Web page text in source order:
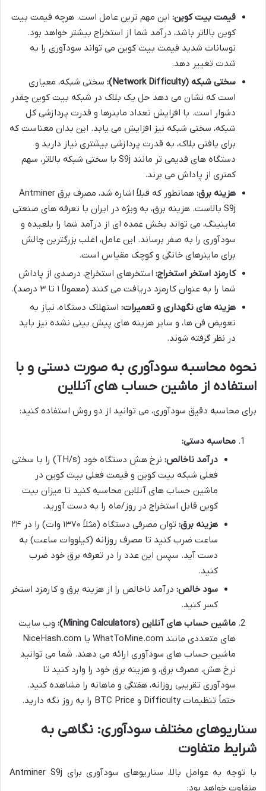
قیمت بیت کوین: این مهم ترین عامل است. هرچه قیمت بیت
کوین بالاتر باشد، درآمد شما از استخراج بیشتر خواهد بود.
نوسانات شدید قیمت بیت کوین می تواند سودآوری را به
شدت تغییر دهد.
سختی شبکه (Network Difficulty):
سختی شبکه، معیاری
است که نشان می دهد حل یک بلاک در شبکه بیت کوین چقدر
دشوار است. با افزایش تعداد ماینرها و قدرت پردازشی کل
شبکه، سختی شبکه نیز افزایش می یابد. این بدان معناست که
برای یافتن بلاک، به قدرت پردازشی بیشتری نیاز دارید و
دستگاه های قدیمی تر مانند S9j با سختی شبکه بالاتر، سهم
کمتری از پاداش می برند.
هزینه برق:
همانطور که قبلاً اشاره شد، مصرف برق Antminer
S9j بالاست. هزینه برق، به ویژه در ایران با تعرفه های صنعتی
ماینینگ، می تواند بخش عمده ای از درآمد شما را بلعیده و
سودآوری را به صفر برساند. این عامل، اغلب بزرگترین چالش
برای ماینرهای خانگی و کوچک مقیاس است.
کارمزد استخر استخراج: استخرهای استخراج، درصدی از پاداش
شما را به عنوان کارمزد دریافت می کنند (معمولاً ۱ تا ۳ درصد).
هزینه های نگهداری و تعمیرات: استهلاک دستگاه، نیاز به
تعویض فن ها، و سایر هزینه های پیش بینی نشده نیز باید
در نظر گرفته شوند.
نحوه محاسبه سودآوری به صورت دستی و با
استفاده از ماشین حساب های آنلاین
برای محاسبه دقیق سودآوری، می توانید از دو روش استفاده کنید:
محاسبه دستی:
درآمد ناخالص:
نرخ هش دستگاه خود (TH/s) را با سختی
فعلی شبکه بیت کوین و قیمت فعلی بیت کوین در
ماشین حساب های آنلاین محاسبه کنید تا میزان بیت
کوین قابل استخراج در روز/ماه را به دست آورید.
هزینه برق:
توان مصرفی دستگاه (مثلاً ۱۳۷۰ وات) را در ۲۴
ساعت ضرب کنید تا مصرف روزانه (کیلووات ساعت) به
دست آید. سپس این عدد را در تعرفه برق خود ضرب
کنید.
سود خالص: درآمد ناخالص را از هزینه برق و کارمزد استخر
کسر کنید.
ماشین حساب های آنلاین (Mining Calculators):
وب سایت
های متعددی مانند WhatToMine.com یا NiceHash.com
ماشین حساب های سودآوری ارائه می دهند. شما می توانید
نرخ هش، مصرف برق، و هزینه برق خود را وارد کنید تا
سودآوری تقریبی روزانه، هفتگی و ماهانه را مشاهده کنید.
حتماً تنظیمات Difficulty و BTC Price را به روز نگه دارید.
سناریوهای مختلف سودآوری: نگاهی به
شرایط متفاوت
با توجه به عوامل بالا، سناریوهای سودآوری برای Antminer S9j
متفاوت خواهد بود: